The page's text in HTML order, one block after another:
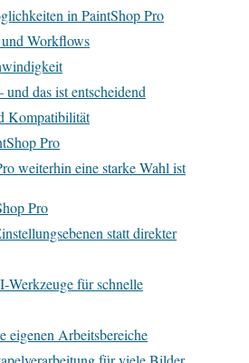
in PaintShop Pro
Workflows
das ist entscheidend
Kompatibilität
Pro
weiterhin eine starke Wahl ist
Pro
statt direkter
für schnelle
eigenen Arbeitsbereiche